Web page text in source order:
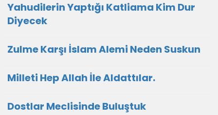
Yahudilerin Yaptığı Katliama Kim Dur
Diyecek
Zulme Karşı İslam Alemi Neden Suskun
Milleti Hep Allah İle Aldattılar.
Dostlar Meclisinde Buluştuk